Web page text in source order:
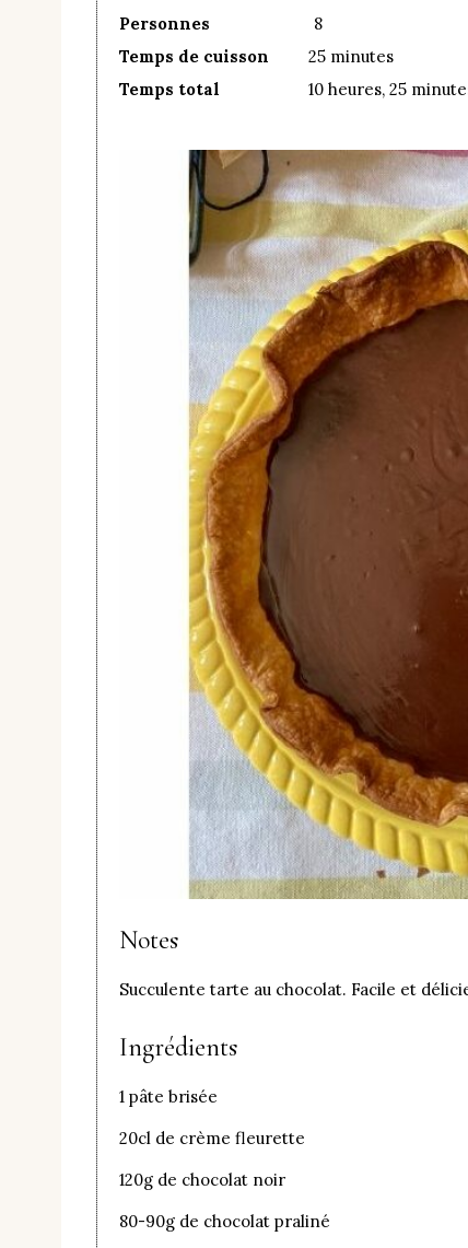
Personnes 8
Temps de cuisson
25 minutes
Temps total
10 heures, 25
Notes
Succulente tarte au chocolat. Facile et
Ingrédients
1 pâte brisée
20cl de crème fleurette
120g de chocolat noir
80-90g de chocolat praliné